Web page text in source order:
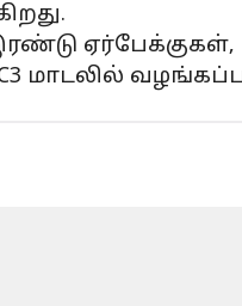
ஏர்பேக்குகள்,
மாடலில்